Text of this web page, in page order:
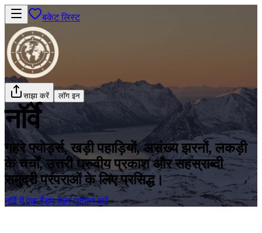
बकेट लिस्ट
साझा करें लॉग इन
नॉर्वे
गहरे फ्योर्ड्स, खड़ी पहाड़ियों, असंख्य झरनों, लकड़ी
के चर्चों, उत्तरी ध्रुवीय प्रकाश और सहस्राब्दी
समुद्री परंपराओं के लिए प्रसिद्ध।
नॉर्वे में एक रैंडम शहर उत्पन्न करें